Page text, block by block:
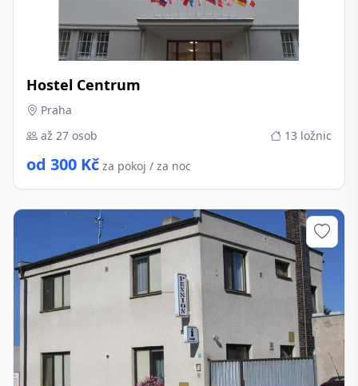
Hostel Centrum
Praha
až 27 osob
13 ložnic
od 300 Kč za pokoj / za noc